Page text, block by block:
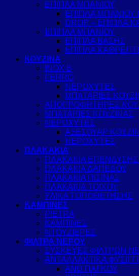
ΕΠΙΠΛΑ ΜΠΑΝΙΟΥ
ΕΠΙΠΛΑ ΜΠΑΝΙΟΥ
DROP – ΕΠΙΠΛΑ
ΕΠΙΠΛΑ ΜΠΑΝΙΟΥ
ΕΠΙΠΛΑ ΒΑΣΗΣ
ΕΠΙΠΛΑ
ΚΟΥΖΙΝΑ
INOX B
FERRO
ΝΕΡΟΧΥΤΕΣ
ΜΠΑΤΑΡΙΕΣ
ΑΠΟΡΡΟΦΗΤΗΡΕΣ
ΜΠΑΤΑΡΙΕΣ ΚΟΥΖΙΝΑΣ
ΝΕΡΟΧΥΤΕΣ
ΑΞΕΣΟΥΑΡ
ΝΕΡΟΧΥΤΕΣ
ΠΛΑΚΑΚΙΑ
ΠΛΑΚΑΚΙΑ
ΠΛΑΚΑΚΙΑ ΔΑΠΕΔΟΥ
ΠΛΑΚΑΚΙΑ ΠΙΣΙΝΑΣ
ΠΛΑΚΑΚΙΑ ΤΟΙΧΟΥ
ΥΛΙΚΑ ΤΟΠΟΘΕΤΗΣΗΣ
ΚΑΜΠΙΝΕΣ
PIETRA
ΚΑΜΠΙΝΕΣ
ΝΤΟΥΖΙΕΡΕΣ
ΦΙΛΤΡΑ ΝΕΡΟΥ
ΣΥΣΚΕΥΕΣ ΦΙΛΤΡΩΝ
ΑΝΤΑΛΛΑΚΤΙΚΑ
ΑΝΩ ΠΑΓΚΟΥ